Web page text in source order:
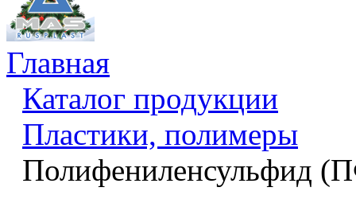
Главная
Каталог продукции
Пластики, полимеры
Полифениленсульфид